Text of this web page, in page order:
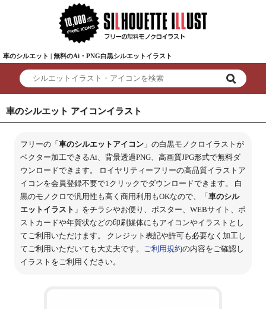
車のシルエット | 無料のAi・PNG白黒シルエットイラスト
車のシルエット アイコンイラスト
フリーの「 車のシルエットアイコン」の白黒モノクロイラストが
ベクター加工できるAi、背景透過PNG、高画質JPG形式で無料ダ
ウンロードできます。 ロイヤリティーフリーの高品質イラストア
イコンを会員登録不要で1クリックでダウンロードできます。 白
黒のモノクロで汎用性も高く商用利用もOKなので、「 車のシル
エットイラスト 」をチラシやお便り、ポスター、WEBサイト、ポ
ストカードや年賀状などの印刷媒体にもアイコンやイラストとし
てご利用いただけます。 クレジット表記や許可も必要なく加工し
てご利用いただいても大丈夫です。 ご利用規約の内容をご確認し
イラストをご利用ください。